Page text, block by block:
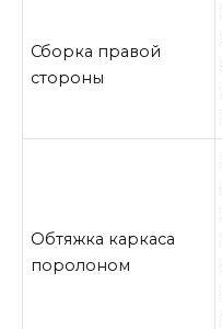
Сборка правой
стороны
Обтяжка каркаса
поролоном